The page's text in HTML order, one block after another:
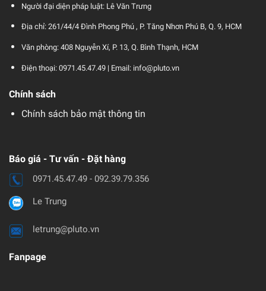
Người đại diện pháp luật: Lê Văn Trưng
Địa chỉ: 261/44/4 Đình Phong Phú , P. Tăng Nhơn Phú B, Q. 9, HCM
Văn phòng: 408 Nguyễn Xí, P. 13, Q. Bình Thạnh, HCM
Điện thoại: 0971.45.47.49 | Email: info@pluto.vn
Chính sách
Chính sách bảo mật thông tin
Báo giá - Tư vấn - Đặt hàng
0971.45.47.49 - 092.39.79.356
Le Trung
letrung@pluto.vn
Fanpage